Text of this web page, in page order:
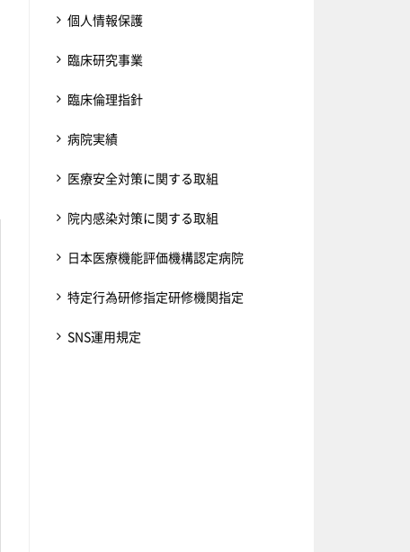
個人情報保護
臨床研究事業
臨床倫理指針
病院実績
医療安全対策に関する取組
院内感染対策に関する取組
日本医療機能評価機構認定病院
特定行為研修指定研修機関指定
SNS運用規定